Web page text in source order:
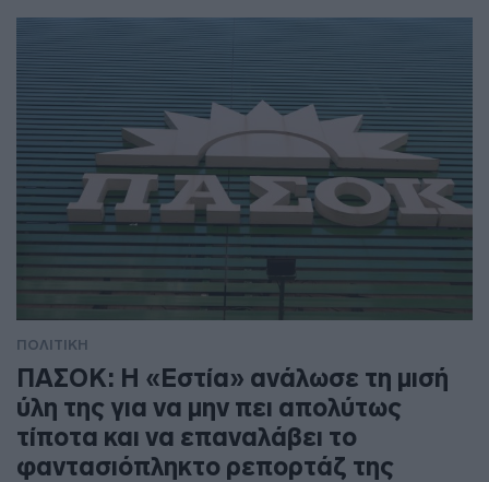
ΠΟΛΙΤΙΚΗ
ΠΑΣΟΚ: Η «Εστία» ανάλωσε τη μισή
ύλη της για να μην πει απολύτως
τίποτα και να επαναλάβει το
φαντασιόπληκτο ρεπορτάζ της